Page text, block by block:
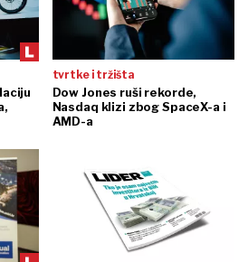
tvrtke i tržišta
Dow Jones ruši rekorde,
Nasdaq klizi zbog SpaceX-a i
AMD-a